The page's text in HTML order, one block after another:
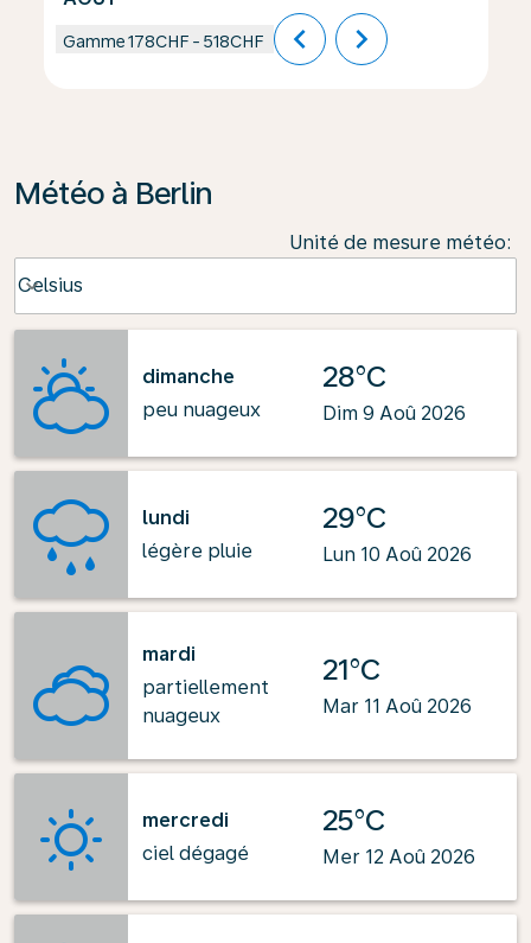
Gamme178CHF - 518CHF chevron_left chevron_right
Météo à Berlin
Unité de mesure météo:
Celsius
keyboard_arrow_down
dimanche
peu nuageux
28°C
Dim 9 Aoû 2026
lundi
légère pluie
29°C
Lun 10 Aoû 2026
mardi
partiellement
nuageux
21°C
Mar 11 Aoû 2026
mercredi
ciel dégagé
25°C
Mer 12 Aoû 2026